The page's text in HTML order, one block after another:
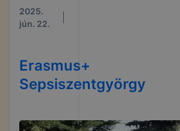
2025.
jún. 22.
Erasmus+
Sepsiszentgyörgy